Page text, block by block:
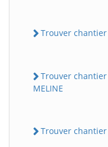
Trouver chantier
Trouver chantier
MELINE
Trouver chantier